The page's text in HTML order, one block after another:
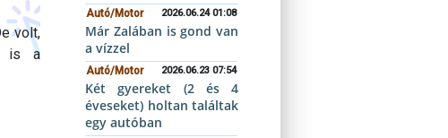
volt,
is a
Autó/Motor 2026.06.24 01:08
Már Zalában is gond van
a vízzel
Autó/Motor 2026.06.23 07:54
Két gyereket (2 és 4
éveseket) holtan találtak
egy autóban